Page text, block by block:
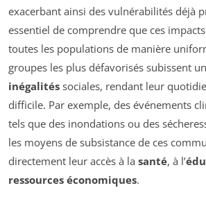
exacerbant ainsi des vulnérabilités déjà
essentiel de comprendre que ces
toutes les populations de manière
groupes les plus défavorisés subissent
inégalités sociales, rendant leur
difficile. Par exemple, des événements
tels que des inondations ou des
les moyens de subsistance de ces
directement leur accès à la santé, à l’
ressources économiques.